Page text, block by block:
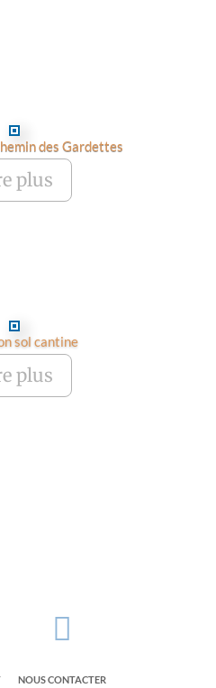
des Gardettes
plus
sol cantine
plus

NOUS CONTACTER